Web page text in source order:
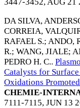
DA SILVA,
CORREIA,
RAFAEL S.; ANDO,
R.; WANG, JIALE;
PEDRO H. C..
Catalysts for
Oxidations
CHEMIE-
7111-7115, JUN 13